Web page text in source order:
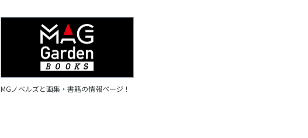
MGノベルズと画集・書籍の情報ページ！